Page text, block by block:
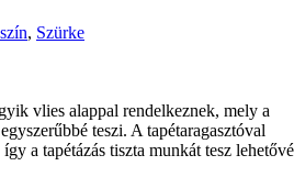
, Szürke
vlies alappal rendelkeznek, mely a
teszi. A tapétaragasztóval
a tapétázás tiszta munkát tesz